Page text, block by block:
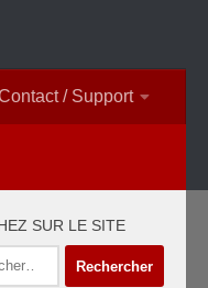
/ Support
SUR LE SITE
: